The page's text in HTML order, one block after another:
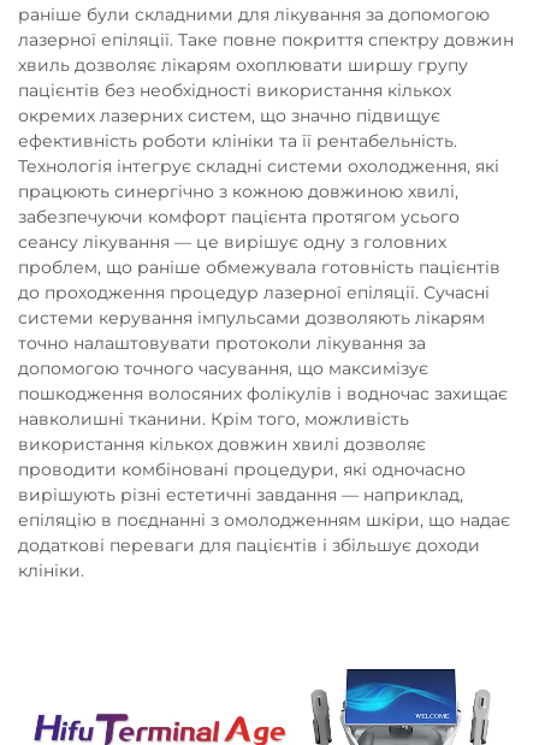
раніше були складними для лікування за допомогою
лазерної епіляції. Таке повне покриття спектру довжин
хвиль дозволяє лікарям охоплювати ширшу групу
пацієнтів без необхідності використання кількох
окремих лазерних систем, що значно підвищує
ефективність роботи клініки та її рентабельність.
Технологія інтегрує складні системи охолодження, які
працюють синергічно з кожною довжиною хвилі,
забезпечуючи комфорт пацієнта протягом усього
сеансу лікування — це вирішує одну з головних
проблем, що раніше обмежувала готовність пацієнтів
до проходження процедур лазерної епіляції. Сучасні
системи керування імпульсами дозволяють лікарям
точно налаштовувати протоколи лікування за
допомогою точного часування, що максимізує
пошкодження волосяних фолікулів і водночас захищає
навколишні тканини. Крім того, можливість
використання кількох довжин хвилі дозволяє
проводити комбіновані процедури, які одночасно
вирішують різні естетичні завдання — наприклад,
епіляцію в поєднанні з омолодженням шкіри, що надає
додаткові переваги для пацієнтів і збільшує доходи
клініки.